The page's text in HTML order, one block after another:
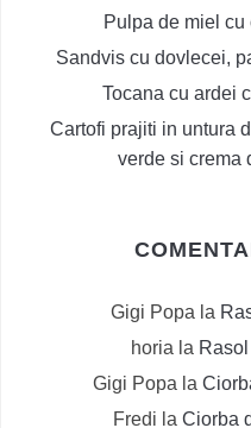
Pulpa de miel
Sandvis cu dovlecei,
Tocana cu ardei
Cartofi prajiti in untura
verde si crema
Gigi Popa la
horia la
Gigi Popa la
Fredi la Ciorba